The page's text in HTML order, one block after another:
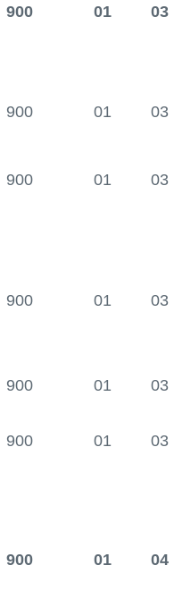
900 01 03
900 01 03
900 01 03
900 01 03
900 01 03
900 01
03
900 01 04